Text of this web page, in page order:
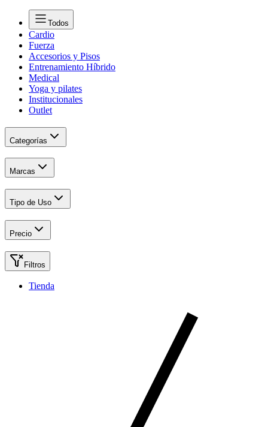
Todos
Cardio
Fuerza
Accesorios y Pisos
Entrenamiento Híbrido
Medical
Yoga y pilates
Institucionales
Outlet
Categorías
Marcas
Tipo de Uso
Precio
Filtros
Tienda